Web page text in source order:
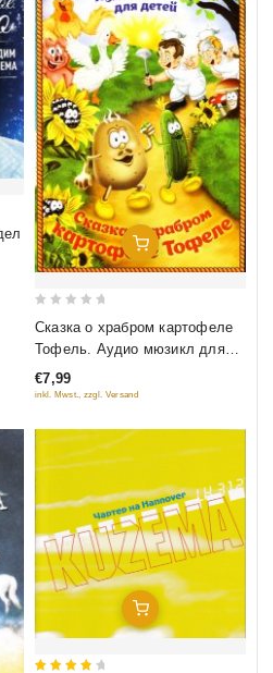
Добавить В Корзину
5
Сказка о храбром картофеле
Тофель. Аудио мюзикл для
детей
€7,99
inkl. Mwst., zzgl. Versand
Добавить В Корзину